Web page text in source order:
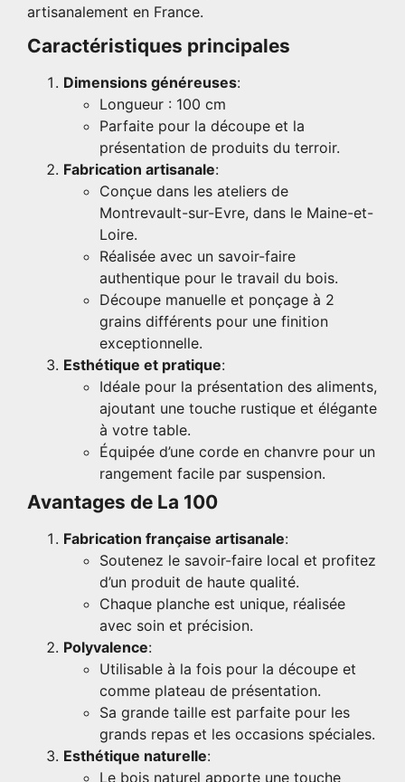
artisanalement en France.
Caractéristiques principales
Dimensions généreuses:
Longueur : 100 cm
Parfaite pour la découpe et la
présentation de produits du terroir.
Fabrication artisanale:
Conçue dans les ateliers de
Montrevault-sur-Evre, dans le Maine-et-
Loire.
Réalisée avec un savoir-faire
authentique pour le travail du bois.
Découpe manuelle et ponçage à 2
grains différents pour une finition
exceptionnelle.
Esthétique et pratique:
Idéale pour la présentation des aliments,
ajoutant une touche rustique et élégante
à votre table.
Équipée d’une corde en chanvre pour un
rangement facile par suspension.
Avantages de La 100
Fabrication française artisanale:
Soutenez le savoir-faire local et profitez
d’un produit de haute qualité.
Chaque planche est unique, réalisée
avec soin et précision.
Polyvalence:
Utilisable à la fois pour la découpe et
comme plateau de présentation.
Sa grande taille est parfaite pour les
grands repas et les occasions spéciales.
Esthétique naturelle:
Le bois naturel apporte une touche